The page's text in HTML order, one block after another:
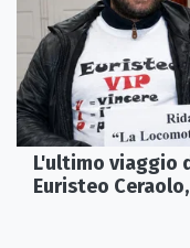
L'ultimo viaggio
Euristeo